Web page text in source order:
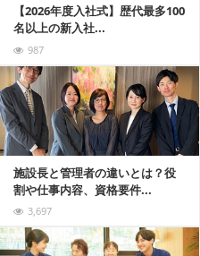
【2026年度入社式】歴代最多100
名以上の新入社...
987
施設長と管理者の違いとは？役
割や仕事内容、資格要件...
3,697
記事を読む
記事を読む